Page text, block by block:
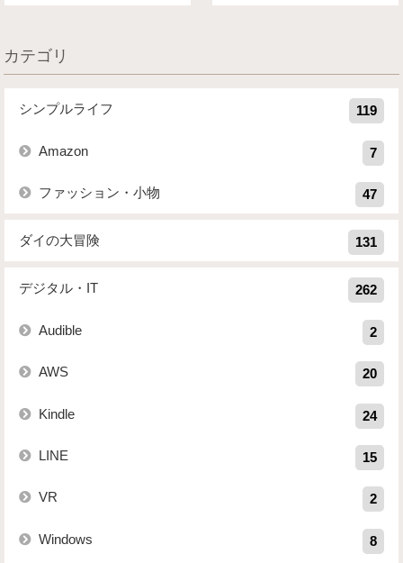
カテゴリ
シンプルライフ 119
Amazon 7
ファッション・小物 47
ダイの大冒険 131
デジタル・IT 262
Audible 2
AWS 20
Kindle 24
LINE 15
VR 2
Windows 8